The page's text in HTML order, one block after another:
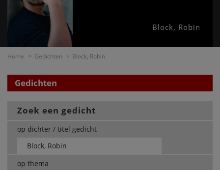
Block, Robin
Home Gedichten Block, Robin
Gedichten
Zoek een gedicht
op dichter / titel gedicht
op thema